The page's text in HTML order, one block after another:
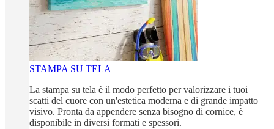
STAMPA SU TELA
La stampa su tela è il modo perfetto per valorizzare i tuoi
scatti del cuore con un'estetica moderna e di grande impatto
visivo. Pronta da appendere senza bisogno di cornice, è
disponibile in diversi formati e spessori.